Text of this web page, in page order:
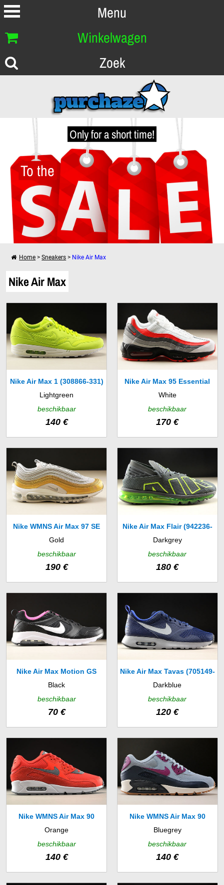
Menu
Winkelwagen
Zoek
Only for a short time!
To the
Je winkelwagen is leeg!
Home >Sneakers > Nike Air Max
Nike Air Max
Nike Air Max 1 (308866-331)
Lightgreen
beschikbaar
140 €
Nike Air Max 95 Essential
White
beschikbaar
170 €
Nike WMNS Air Max 97 SE
Gold
beschikbaar
190 €
Nike Air Max Flair (942236-
008)
Darkgrey
beschikbaar
180 €
Nike Air Max Motion GS
Black
beschikbaar
70 €
Nike Air Max Tavas (705149-
Darkblue
beschikbaar
120 €
Nike WMNS Air Max 90
(325213-801)
Orange
beschikbaar
140 €
Nike WMNS Air Max 90
Essential (616730-403)
Bluegrey
beschikbaar
140 €